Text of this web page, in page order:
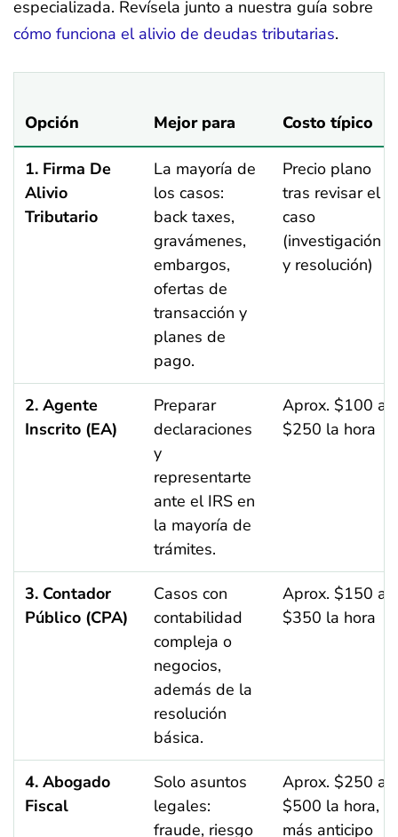
especializada. Revísela junto a nuestra guía sobre
cómo funciona el alivio de deudas tributarias.
Opción Mejor para Costo típico
1. Firma De
Alivio
Tributario
La mayoría de
los casos:
back taxes,
gravámenes,
embargos,
ofertas de
transacción y
planes de
pago.
Precio plano
tras revisar el
caso
(investigación
y resolución)
2. Agente
Inscrito (EA)
Preparar
declaraciones
y
representarte
ante el IRS en
la mayoría de
trámites.
Aprox. $100 a
$250 la hora
3. Contador
Público (CPA)
Casos con
contabilidad
compleja o
negocios,
además de la
resolución
básica.
Aprox. $150 a
$350 la hora
4. Abogado
Fiscal
Solo asuntos
legales:
fraude, riesgo
Aprox. $250 a
$500 la hora,
más anticipo